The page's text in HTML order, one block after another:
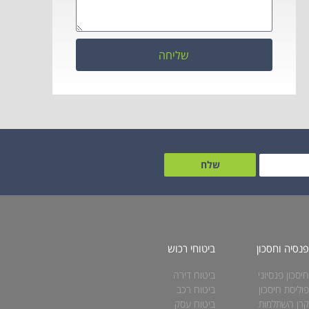
שליחה
שלח
פנסיה וחסכון
חיסכון פנסיוני
פוליסת חיסכון
קרן השתלמות
ביטוחי רכוש
ביטוח דירה
ביטוח רכב
ביטוח עסק